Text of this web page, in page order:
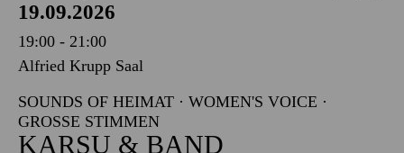
19.09.2026
19:00 - 21:00
Alfried Krupp Saal
SOUNDS OF HEIMAT · WOMEN'S VOICE ·
GROSSE STIMMEN
KARSU & BAND